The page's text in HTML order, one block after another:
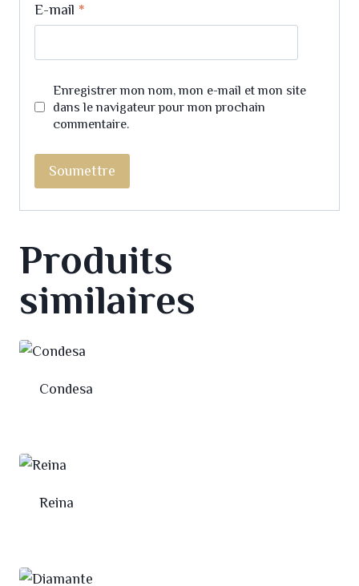
E-mail *
Enregistrer mon nom, mon e-mail et mon site
dans le navigateur pour mon prochain
commentaire.
Produits
similaires
Condesa
Reina